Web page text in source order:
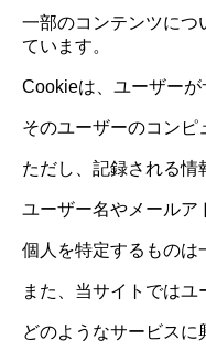
一部のコンテンツにつ
ています。
Cookieは、ユーザー
そのユーザーのコンピ
ただし、記録される情
ユーザー名やメールア
個人を特定するものは
また、当サイトではユ
どのようなサービスに